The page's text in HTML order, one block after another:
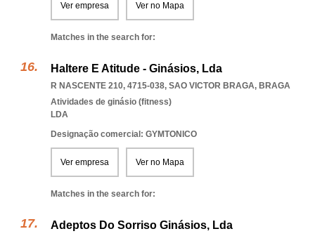
Ver empresa Ver no Mapa
Matches in the search for:
Haltere E Atitude - Ginásios, Lda
R NASCENTE 210, 4715-038, SAO VICTOR BRAGA, BRAGA
Atividades de ginásio (fitness)
LDA
Designação comercial: GYMTONICO
Ver empresa Ver no Mapa
Matches in the search for:
Adeptos Do Sorriso Ginásios, Lda